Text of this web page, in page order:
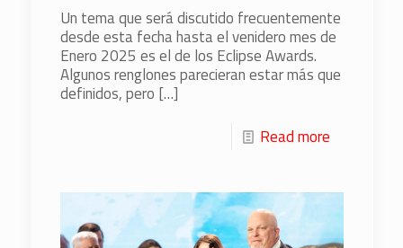
Un tema que será discutido frecuentemente
desde esta fecha hasta el venidero mes de
Enero 2025 es el de los Eclipse Awards.
Algunos renglones parecieran estar más que
definidos, pero […]
Read more